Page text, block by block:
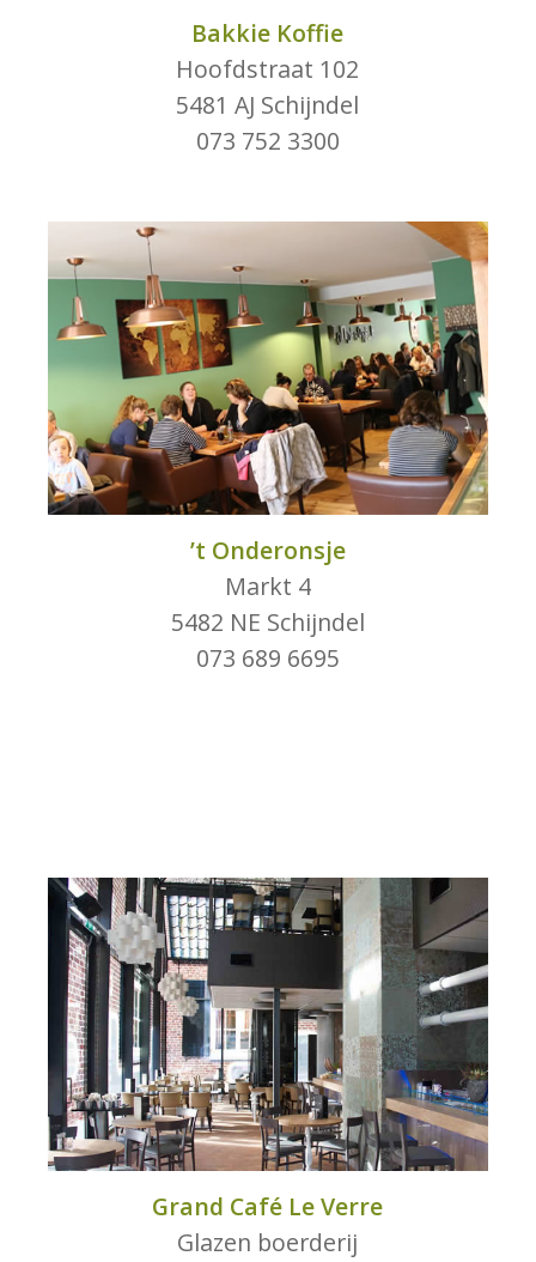
Bakkie Koffie
Hoofdstraat 102
5481 AJ Schijndel
073 752 3300
’t Onderonsje
Markt 4
5482 NE Schijndel
073 689 6695
Grand Café Le Verre
Glazen boerderij